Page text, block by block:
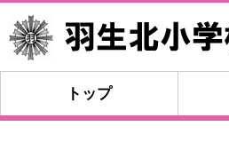
トップ